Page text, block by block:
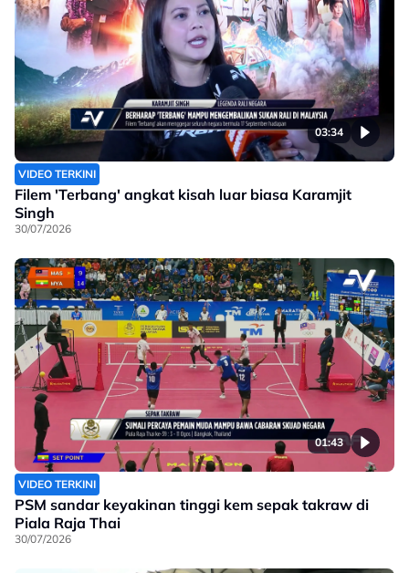
03:34
VIDEO TERKINI
Filem 'Terbang' angkat kisah luar biasa Karamjit
Singh
30/07/2026
01:43
VIDEO TERKINI
PSM sandar keyakinan tinggi kem sepak takraw di
Piala Raja Thai
30/07/2026